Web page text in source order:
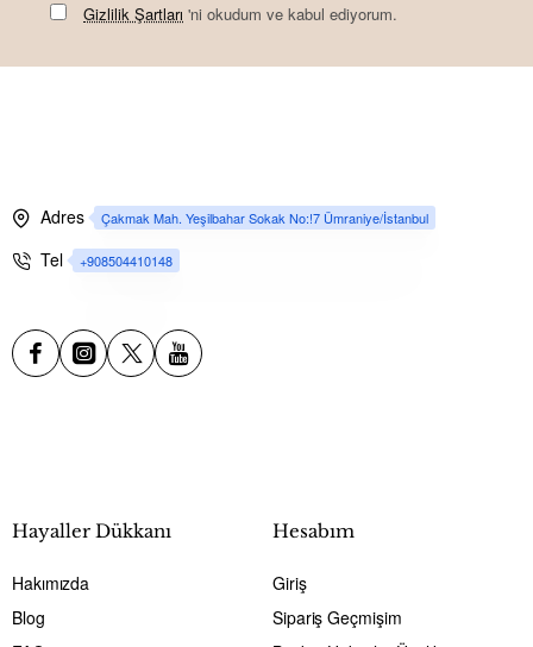
Gizlilik Şartları 'ni okudum ve kabul ediyorum.
Adres Çakmak Mah. Yeşilbahar Sokak No:!7 Ümraniye/İstanbul
Tel +908504410148
Hayaller Dükkanı
Hakımızda
Blog
Hesabım
Giriş
Sipariş Geçmişim